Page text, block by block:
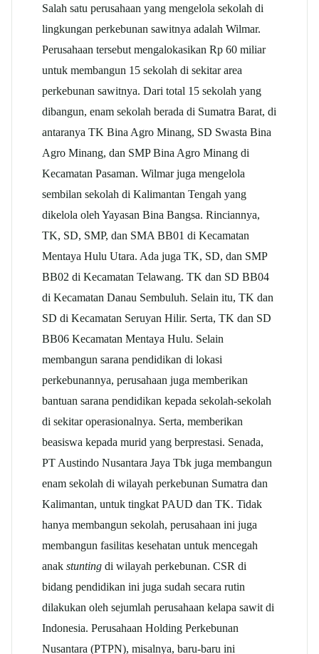
Salah satu perusahaan yang mengelola sekolah di
lingkungan perkebunan sawitnya adalah Wilmar.
Perusahaan tersebut mengalokasikan Rp 60 miliar
untuk membangun 15 sekolah di sekitar area
perkebunan sawitnya. Dari total 15 sekolah yang
dibangun, enam sekolah berada di Sumatra Barat, di
antaranya TK Bina Agro Minang, SD Swasta Bina
Agro Minang, dan SMP Bina Agro Minang di
Kecamatan Pasaman. Wilmar juga mengelola
sembilan sekolah di Kalimantan Tengah yang
dikelola oleh Yayasan Bina Bangsa. Rinciannya,
TK, SD, SMP, dan SMA BB01 di Kecamatan
Mentaya Hulu Utara. Ada juga TK, SD, dan SMP
BB02 di Kecamatan Telawang. TK dan SD BB04
di Kecamatan Danau Sembuluh. Selain itu, TK dan
SD di Kecamatan Seruyan Hilir. Serta, TK dan SD
BB06 Kecamatan Mentaya Hulu. Selain
membangun sarana pendidikan di lokasi
perkebunannya, perusahaan juga memberikan
bantuan sarana pendidikan kepada sekolah-sekolah
di sekitar operasionalnya. Serta, memberikan
beasiswa kepada murid yang berprestasi. Senada,
PT Austindo Nusantara Jaya Tbk juga membangun
enam sekolah di wilayah perkebunan Sumatra dan
Kalimantan, untuk tingkat PAUD dan TK. Tidak
hanya membangun sekolah, perusahaan ini juga
membangun fasilitas kesehatan untuk mencegah
anak stunting di wilayah perkebunan. CSR di
bidang pendidikan ini juga sudah secara rutin
dilakukan oleh sejumlah perusahaan kelapa sawit di
Indonesia. Perusahaan Holding Perkebunan
Nusantara (PTPN), misalnya, baru-baru ini